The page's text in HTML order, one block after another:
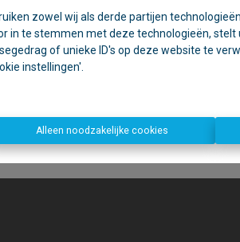
zowel wij als derde partijen
in te stemmen met deze technologieën, stelt
of unieke ID's op deze website te
instellingen'.
Alleen noodzakelijke cookies
elke gesloten deur schuilt een goede reden.
we vaak op pad voor schattingen en
in de namiddag voornamelijk geopend
Kom gerust binnen, we helpen u graag
Dirk, Kurt en Lien